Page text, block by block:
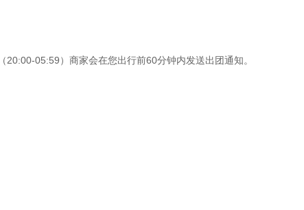
05:59）商家会在您出行前60分钟内发送出团通知。